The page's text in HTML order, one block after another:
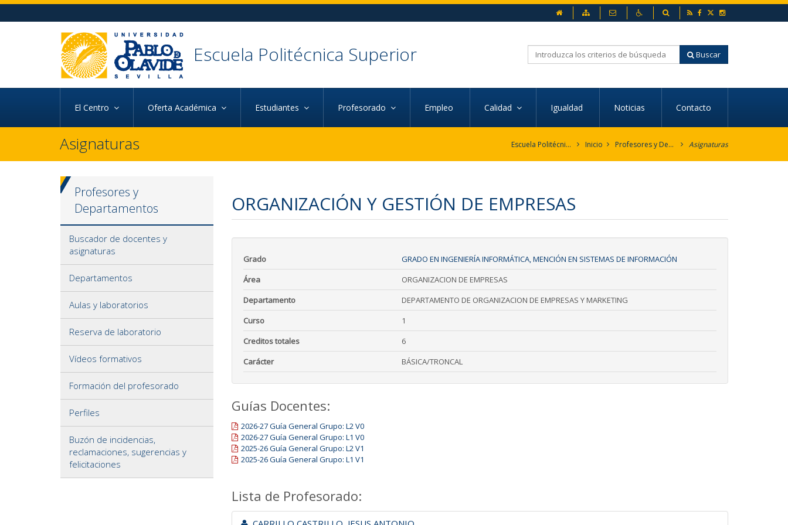
Ir al contenido principal de la página (alt + s)
Ir al pie de la página (alt + p)
Ir al menú principal (alt + u)
RSS Facebook
Twitter
Mapa web Contacto AccesibilidadBuscador
Escuela Politécnica Superior Buscar
El Centro Oferta Académica Estudiantes Profesorado Empleo Calidad Igualdad Noticias Contacto
Asignaturas Escuela Politécnica Superior Inicio Profesores y Departamentos Asignaturas
Profesores y
Departamentos
Buscador de docentes y
asignaturas
Departamentos
Aulas y laboratorios
Reserva de laboratorio
Vídeos formativos
Formación del profesorado
Perfiles
Buzón de incidencias,
reclamaciones, sugerencias y
felicitaciones
ORGANIZACIÓN Y GESTIÓN DE EMPRESAS
Grado
GRADO EN INGENIERÍA INFORMÁTICA, MENCIÓN EN SISTEMAS DE INFORMACIÓN
Área
ORGANIZACION DE EMPRESAS
Departamento
DEPARTAMENTO DE ORGANIZACION DE EMPRESAS Y MARKETING
Curso
1
Creditos totales
6
Carácter
BÁSICA/TRONCAL
Guías Docentes:
2026-27 Guía General Grupo: L2 V0
2026-27 Guía General Grupo: L1 V0
2025-26 Guía General Grupo: L2 V1
2025-26 Guía General Grupo: L1 V1
Lista de Profesorado: